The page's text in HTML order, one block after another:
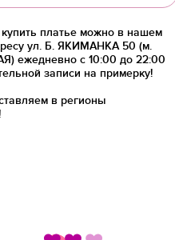
платье можно в нашем
ул. Б. ЯКИМАНКА 50 (м.
ежедневно с 10:00 до 22:00
записи на примерку!
в регионы